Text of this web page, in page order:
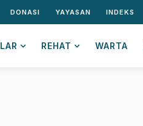
DONASI YAYASAN INDEKS
REHAT WARTA